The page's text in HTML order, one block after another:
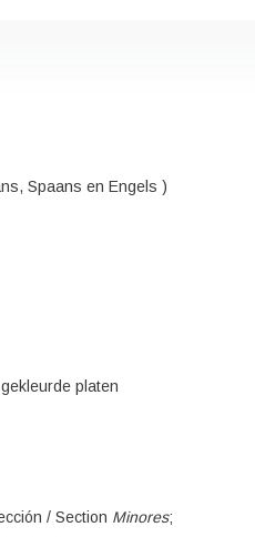
Spaans en Engels )
platen
/ Section Minores;